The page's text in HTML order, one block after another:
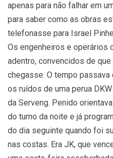
apenas para não falhar em
para saber como as obras
telefonasse para Israel
Os engenheiros e operários
adentro, convencidos de
chegasse. O tempo
os ruídos de uma perua
da Serveng. Penido
do turno da noite e já
do dia seguinte quando foi
nas costas. Era JK, que